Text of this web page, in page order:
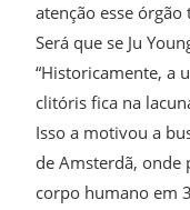
atenção esse
Será que se Ju
“Historicamente, a
clitóris fica na
Isso a motivou a
de Amsterdã, onde
corpo humano em